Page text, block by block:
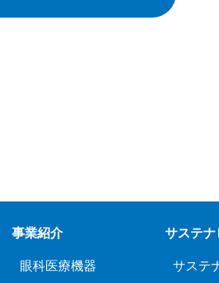
事業紹介
眼科医療機器
サステナ
サステ